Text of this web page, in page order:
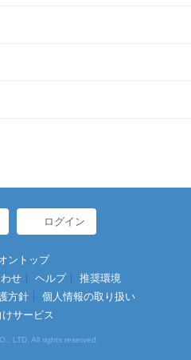
ログイン
ントップ
せ ヘルプ
推奨環境
方針
個人情報の取り扱い
サービス
LTD. All rights reserved.